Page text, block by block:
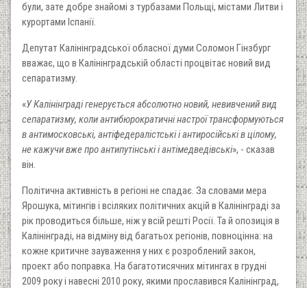
були, зате добре знайомі з турбазами Польщі, містами Литви і
курортами Іспанії.
Депутат Калінінградської обласної думи Соломон Гінзбург
вважає, що в Калінінградській області процвітає новий вид
сепаратизму.
«У Калінінграді генерується абсолютно новий, невивчений вид
сепаратизму, коли антибюрократичні настрої трансформуються
в антимосковські, антіфедералістські і антиросійські в цілому,
не кажучи вже про антипутінські і антімедведівські», - сказав
він.
Політична активність в регіоні не спадає. За словами мера
Ярошука, мітингів і всіляких політичних акцій в Калінінграді за
рік проводиться більше, ніж у всій решті Росії. Та й опозиція в
Калінінграді, на відміну від багатьох регіонів, повноцінна: на
кожне критичне зауваження у них є розроблений закон,
проект або поправка. На багатотисячних мітингах в грудні
2009 року і навесні 2010 року, якими прославився Калінінград,